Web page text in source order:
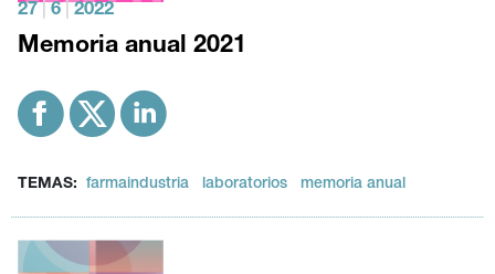
27 6 2022
Memoria anual 2021
TEMAS: farmaindustria laboratorios memoria anual